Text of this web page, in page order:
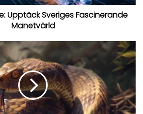
Upptäck Sveriges Fascinerande
Manetvärld